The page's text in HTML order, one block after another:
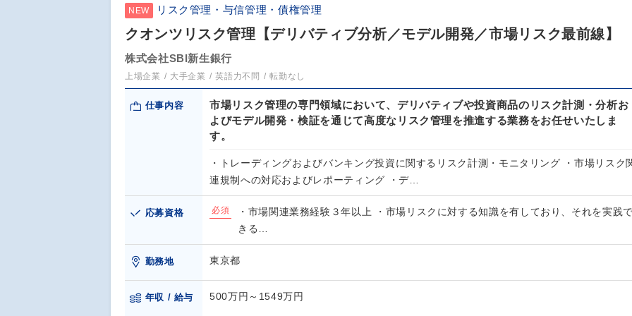
NEW リスク管理・与信管理・債権管理
クオンツリスク管理【デリバティブ分析／モデル開発／市場リスク最前線】
株式会社SBI新生銀行
上場企業 大手企業 英語力不問 転勤なし
仕事内容
市場リスク管理の専門領域において、デリバティブや投資商品のリスク計測・分析お
よびモデル開発・検証を通じて高度なリスク管理を推進する業務をお任せいたしま
す。
・トレーディングおよびバンキング投資に関するリスク計測・モニタリング ・市場リスク
連規制への対応およびレポーティング ・デ…
応募資格 必須
・市場関連業務経験３年以上 ・市場リスクに対する知識を有しており、それを実践
きる…
勤務地 東京都
年収 / 給与 500万円～1549万円